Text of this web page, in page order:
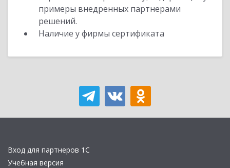
примеры внедренных партнерами
решений.
Наличие у фирмы сертификата
Вход для партнеров 1С
Учебная версия